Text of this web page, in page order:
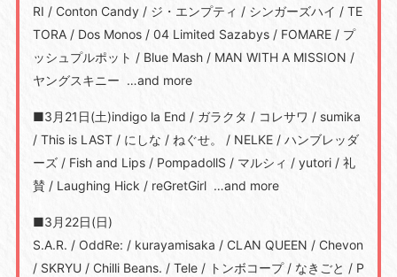
RI / Conton Candy / ジ・エンプティ / シンガーズハイ / TE
TORA / Dos Monos / 04 Limited Sazabys / FOMARE / プ
ッシュプルポット / Blue Mash / MAN WITH A MISSION /
ヤングスキニー …and more
■3⽉21⽇(⼟)indigo la End / ガラクタ / コレサワ / sumika
/ This is LAST / にしな / ねぐせ。 / NELKE / ハンブレッダ
ーズ/ Fish and Lips / PompadollS / マルシィ / yutori / 礼
賛 / Laughing Hick / reGretGirl …and more
■3⽉22⽇(⽇)
S.A.R. / OddRe: / kurayamisaka / CLAN QUEEN / Chevon
/ SKRYU / Chilli Beans. / Tele / トンボコープ/ なきごと / P